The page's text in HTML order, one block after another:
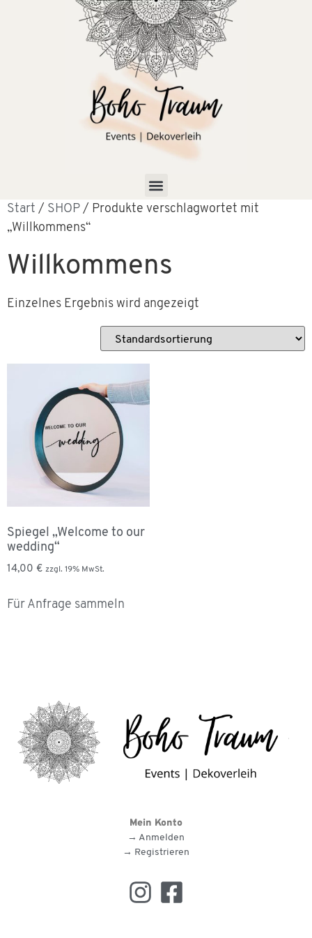
Start / SHOP / Produkte verschlagwortet mit
„Willkommens“
Willkommens
Einzelnes Ergebnis wird angezeigt
Spiegel „Welcome to our
wedding“
14,00 € zzgl. 19% MwSt.
Für Anfrage sammeln
Mein Konto
→ Anmelden
→ Registrieren